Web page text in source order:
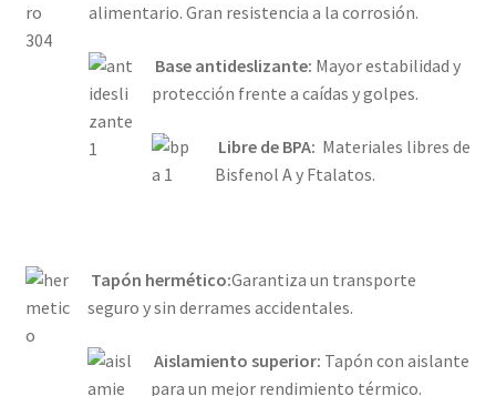
alimentario. Gran resistencia a la corrosión.
Base antideslizante: Mayor estabilidad y
protección frente a caídas y golpes.
Libre de BPA: Materiales libres de
Bisfenol A y Ftalatos.
Tapón hermético:Garantiza un transporte
seguro y sin derrames accidentales.
Aislamiento superior: Tapón con aislante
para un mejor rendimiento térmico.